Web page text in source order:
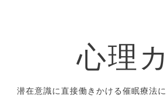
心理
潜在意識に直接働きかける催眠療法